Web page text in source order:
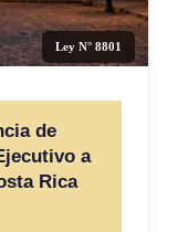
Ley N° 8801
de
a
Rica